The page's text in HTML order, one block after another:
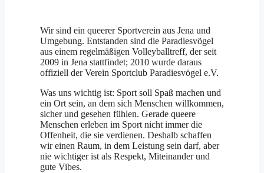
Wir sind ein queerer Sportverein aus Jena und
Umgebung. Entstanden sind die Paradiesvögel
aus einem regelmäßigen Volleyballtreff, der seit
2009 in Jena stattfindet; 2010 wurde daraus
offiziell der Verein Sportclub Paradiesvögel e.V.
Was uns wichtig ist: Sport soll Spaß machen und
ein Ort sein, an dem sich Menschen willkommen,
sicher und gesehen fühlen. Gerade queere
Menschen erleben im Sport nicht immer die
Offenheit, die sie verdienen. Deshalb schaffen
wir einen Raum, in dem Leistung sein darf, aber
nie wichtiger ist als Respekt, Miteinander und
gute Vibes.